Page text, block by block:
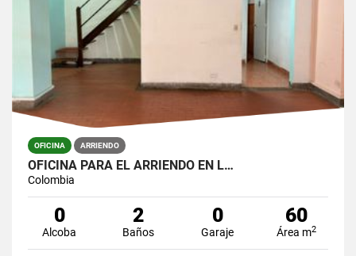
OFICINA ARRIENDO
OFICINA PARA EL ARRIENDO EN L…
Colombia
0
Alcoba
2
Baños
0
Garaje
60
Área m2